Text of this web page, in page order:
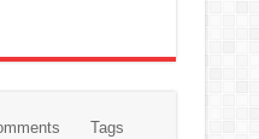
Tags